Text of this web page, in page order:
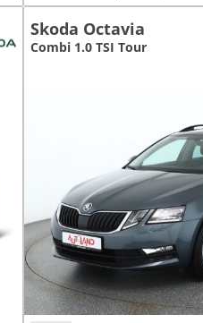
Skoda Octavia
Combi 1.0 TSI Tour